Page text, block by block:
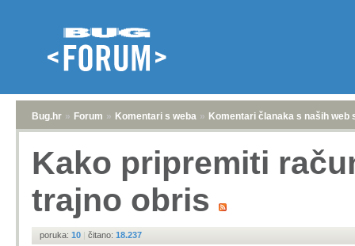
Bug.hr » Forum » Komentari s weba » Komentari članaka s naših web
Kako pripremiti
trajno obris
poruka: 10 | čitano: 18.237